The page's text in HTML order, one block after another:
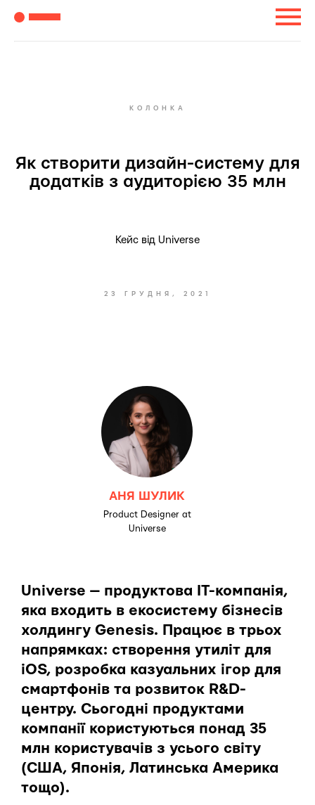
КОЛОНКА
Як створити дизайн-систему для
додатків з аудиторією 35 млн
Кейс від Universe
23 ГРУДНЯ, 2021
АНЯ ШУЛИК
Product Designer at
Universe
Universe — продуктова IT-компанія,
яка входить в екосистему бізнесів
холдингу Genesis. Працює в трьох
напрямках: створення утиліт для
iOS, розробка казуальних ігор для
смартфонів та розвиток R&D-
центру. Сьогодні продуктами
компанії користуються понад 35
млн користувачів з усього світу
(США, Японія, Латинська Америка
тощо).